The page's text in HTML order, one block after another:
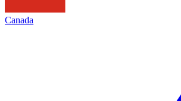
Canada